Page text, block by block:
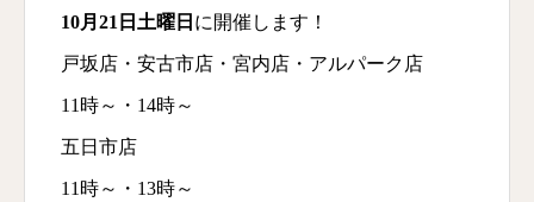
10月21日土曜日 に開催します！
戸坂店・安古市店・宮内店・アルパーク店
11時～・14時～
五日市店
11時～・13時～